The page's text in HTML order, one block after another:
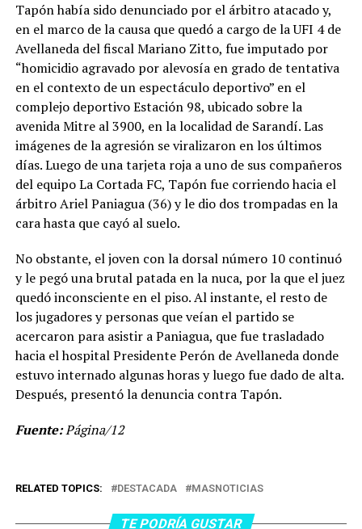
Tapón había sido denunciado por el árbitro atacado y,
en el marco de la causa que quedó a cargo de la UFI 4 de
Avellaneda del fiscal Mariano Zitto, fue imputado por
“homicidio agravado por alevosía en grado de tentativa
en el contexto de un espectáculo deportivo” en el
complejo deportivo Estación 98, ubicado sobre la
avenida Mitre al 3900, en la localidad de Sarandí. Las
imágenes de la agresión se viralizaron en los últimos
días. Luego de una tarjeta roja a uno de sus compañeros
del equipo La Cortada FC, Tapón fue corriendo hacia el
árbitro Ariel Paniagua (36) y le dio dos trompadas en la
cara hasta que cayó al suelo.
No obstante, el joven con la dorsal número 10 continuó
y le pegó una brutal patada en la nuca, por la que el juez
quedó inconsciente en el piso. Al instante, el resto de
los jugadores y personas que veían el partido se
acercaron para asistir a Paniagua, que fue trasladado
hacia el hospital Presidente Perón de Avellaneda donde
estuvo internado algunas horas y luego fue dado de alta.
Después, presentó la denuncia contra Tapón.
Fuente:Página/12
RELATED TOPICS: DESTACADA MASNOTICIAS
TE PODRÍA GUSTAR